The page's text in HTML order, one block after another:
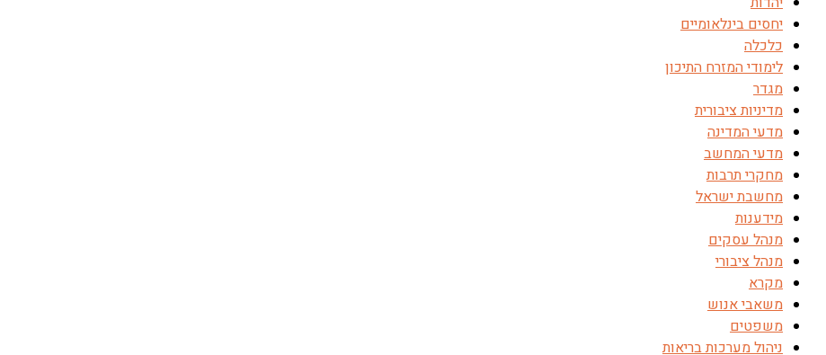
יחסים בינלאומיים
כלכלה
לימודי המזרח התיכון
מגדר
מדיניות ציבורית
מדעי המדינה
מדעי המחשב
מחקרי תרבות
מחשבת ישראל
מידענות
מנהל עסקים
מנהל ציבורי
מקרא
משאבי אנוש
משפטים
ניהול מערכות בריאות